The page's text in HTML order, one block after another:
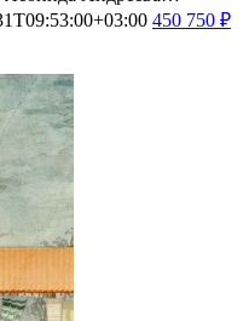
450 750 ₽